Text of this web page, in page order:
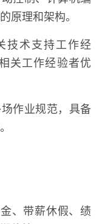
原理和架构。
技术支持工作经
关工作经验者优
作业规范，具备
、带薪休假、绩